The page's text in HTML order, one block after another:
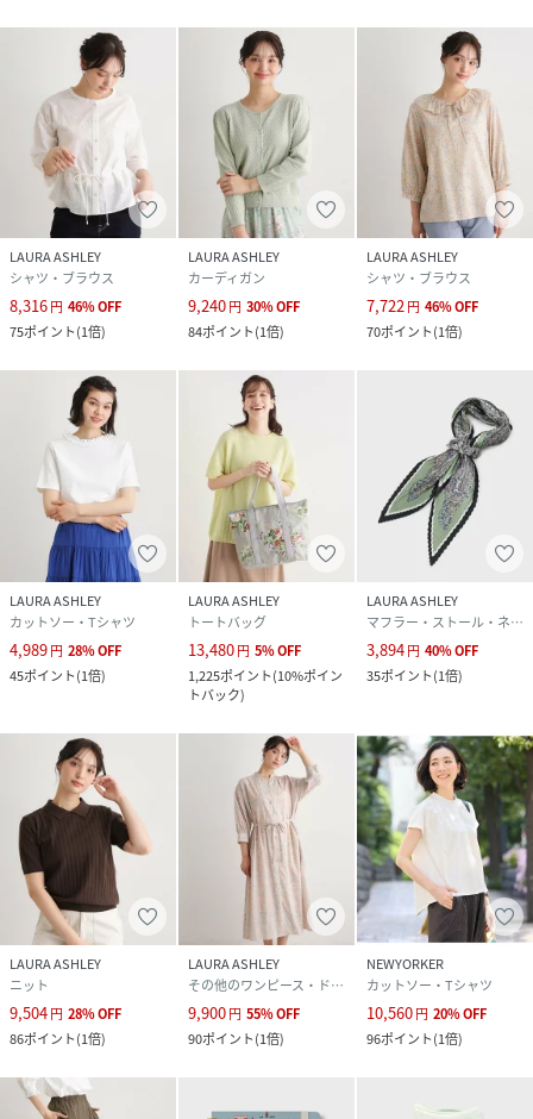
LAURA ASHLEY
シャツ・ブラウス
8,316円 46%OFF
75ポイント(1倍)
LAURA ASHLEY
カーディガン
9,240円 30%OFF
84ポイント(1倍)
LAURA ASHLEY
シャツ・ブラウス
7,722円 46%OFF
70ポイント(1倍)
LAURA ASHLEY
カットソー・Tシャツ
4,989円 28%OFF
45ポイント(1倍)
LAURA ASHLEY
トートバッグ
13,480円 5%OFF
1,225ポイント(10%ポイン
トバック)
LAURA ASHLEY
マフラー・ストール・ネックウォーマー
3,894円 40%OFF
35ポイント(1倍)
LAURA ASHLEY
ニット
9,504円 28%OFF
86ポイント(1倍)
LAURA ASHLEY
その他のワンピース・ドレス
9,900円 55%OFF
90ポイント(1倍)
NEWYORKER
カットソー・Tシャツ
10,560円 20%OFF
96ポイント(1倍)